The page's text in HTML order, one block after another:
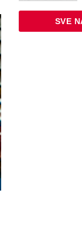
SVE